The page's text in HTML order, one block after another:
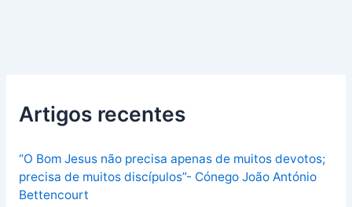
Artigos recentes
“O Bom Jesus não precisa apenas de muitos devotos;
precisa de muitos discípulos”- Cónego João António
Bettencourt